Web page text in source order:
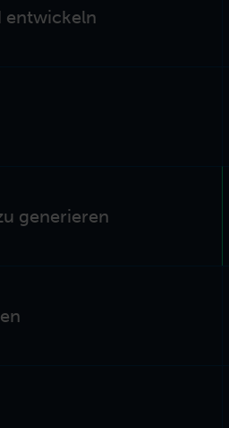
entwickeln
generieren